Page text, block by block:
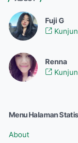
Fuji G
Renna
Menu Halaman Statis
About